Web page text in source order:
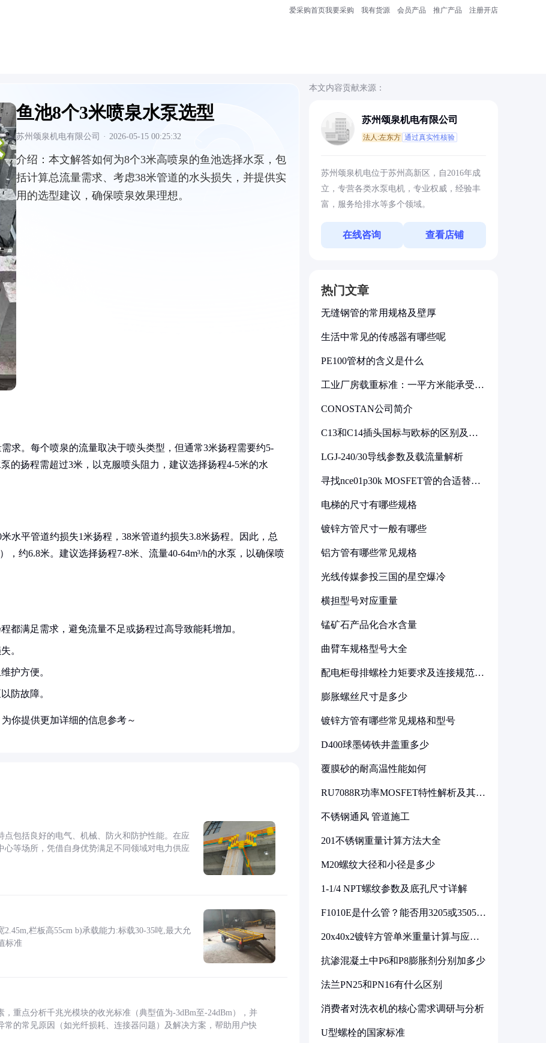
爱采购首页我要采购 我有货源 会员产品 推广产品 注册开店
鱼池8个3米喷泉水泵选型
苏州颂泉机电有限公司 · 2026-05-15 00:25:32
介绍： 本文解答如何为8个3米高喷泉的鱼池选择水泵，包
括计算总流量需求、考虑38米管道的水头损失，并提供实
用的选型建议，确保喷泉效果理想。
求。每个喷泉的流量取决于喷头类型，但通常3米扬程需要约5-
的扬程需超过3米，以克服喷头阻力，建议选择扬程4-5米的水
水平管道约损失1米扬程，38米管道约损失3.8米扬程。因此，总
约6.8米。建议选择扬程7-8米、流量40-64m³/h的水泵，以确保喷
都满足需求，避免流量不足或扬程过高导致能耗增加。
。
护方便。
防故障。
你提供更加详细的信息参考～
包括良好的电气、机械、防火和防护性能。在应
等场所，凭借自身优势满足不同领域对电力供应
栏板高55cm b)承载能力:标载30-35吨,最大允
标准
重点分析千兆光模块的收光标准（典型值为-3dBm至-24dBm），并
的常见原因（如光纤损耗、连接器问题）及解决方案，帮助用户快
本文内容贡献来源：
苏州颂泉机电有限公司
法人:左东方 通过真实性核验
苏州颂泉机电位于苏州高新区，自2016年成
立，专营各类水泵电机，专业权威，经验丰
富，服务给排水等多个领域。
在线咨询 查看店铺
热门文章
无缝钢管的常用规格及壁厚
生活中常见的传感器有哪些呢
PE100管材的含义是什么
工业厂房载重标准：一平方米能承受多
CONOSTAN公司简介
C13和C14插头国标与欧标的区别及其
LGJ-240/30导线参数及载流量解析
寻找nce01p30k MOSFET管的合适替代
电梯的尺寸有哪些规格
镀锌方管尺寸一般有哪些
铝方管有哪些常见规格
光线传媒参投三国的星空爆冷
横担型号对应重量
锰矿石产品化合水含量
曲臂车规格型号大全
配电柜母排螺栓力矩要求及连接规范详
膨胀螺丝尺寸是多少
镀锌方管有哪些常见规格和型号
D400球墨铸铁井盖重多少
覆膜砂的耐高温性能如何
RU7088R功率MOSFET特性解析及其在
不锈钢通风 管道施工
201不锈钢重量计算方法大全
M20螺纹大径和小径是多少
1-1/4 NPT螺纹参数及底孔尺寸详解
F1010E是什么管？能否用3205或3505代
20x40x2镀锌方管单米重量计算与应用
抗渗混凝土中P6和P8膨胀剂分别加多少
法兰PN25和PN16有什么区别
消费者对洗衣机的核心需求调研与分析
U型螺栓的国家标准